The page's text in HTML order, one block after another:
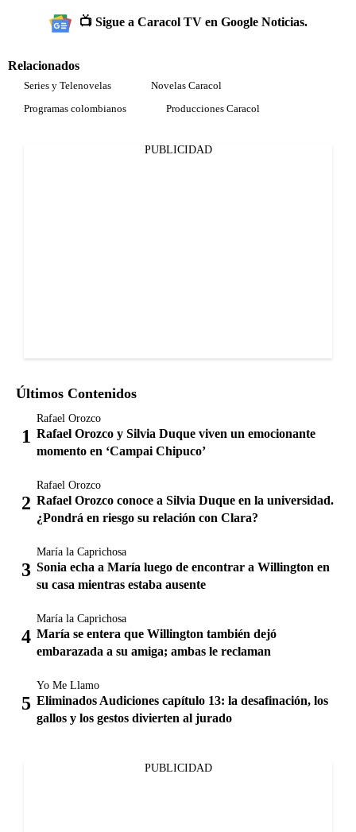
📺 Sigue a Caracol TV en Google Noticias.
Relacionados
Series y Telenovelas
Novelas Caracol
Programas colombianos
Producciones Caracol
PUBLICIDAD
Últimos Contenidos
Rafael Orozco
Rafael Orozco y Silvia Duque viven un emocionante
momento en ‘Campai Chipuco’
Rafael Orozco
Rafael Orozco conoce a Silvia Duque en la universidad.
¿Pondrá en riesgo su relación con Clara?
María la Caprichosa
Sonia echa a María luego de encontrar a Willington en
su casa mientras estaba ausente
María la Caprichosa
María se entera que Willington también dejó
embarazada a su amiga; ambas le reclaman
Yo Me Llamo
Eliminados Audiciones capítulo 13: la desafinación, los
gallos y los gestos divierten al jurado
PUBLICIDAD